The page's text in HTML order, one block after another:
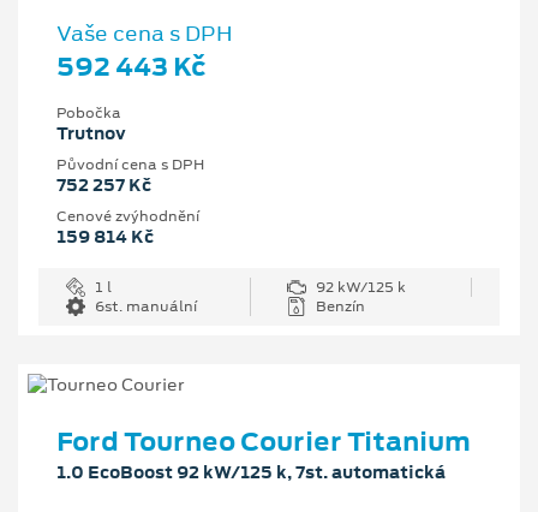
Vaše cena s DPH
592 443 Kč
Pobočka
Trutnov
Původní cena s DPH
752 257 Kč
Cenové zvýhodnění
159 814 Kč
1 l
92 kW/125 k
6st. manuální
Benzín
Ford Tourneo Courier Titanium
1.0 EcoBoost 92 kW/125 k, 7st. automatická